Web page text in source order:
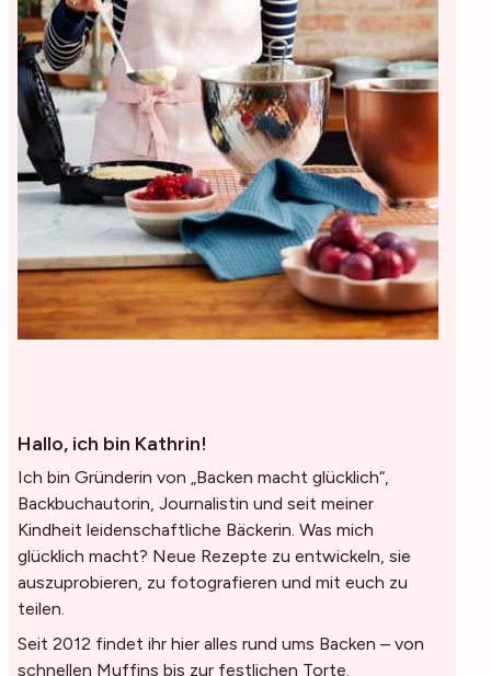
Hallo, ich bin Kathrin!
Ich bin Gründerin von „Backen macht glücklich“,
Backbuchautorin, Journalistin und seit meiner
Kindheit leidenschaftliche Bäckerin. Was mich
glücklich macht? Neue Rezepte zu entwickeln, sie
auszuprobieren, zu fotografieren und mit euch zu
teilen.
Seit 2012 findet ihr hier alles rund ums Backen – von
schnellen Muffins bis zur festlichen Torte.